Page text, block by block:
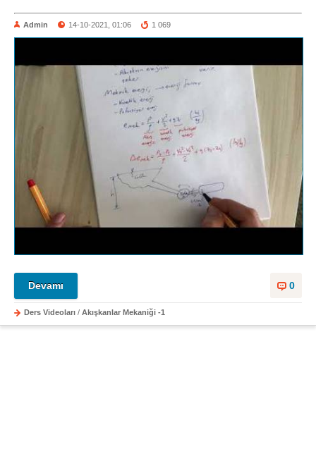
Admin 14-10-2021, 01:06 1 069
0
Devamı
Ders Videoları / Akışkanlar Mekaniği -1